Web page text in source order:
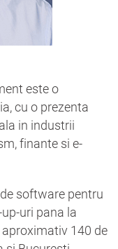
este o
cu o prezenta
in industrii
finante si e-
software pentru
uri pana la
140 de